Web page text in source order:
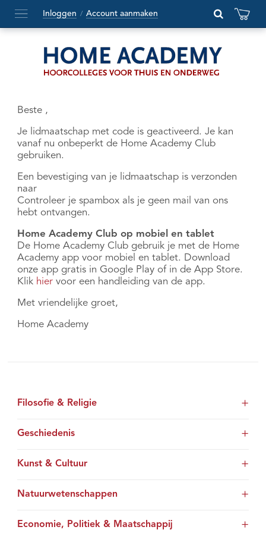
Hoofdmenu
openen
Inloggen / Account aanmaken
Beste ,
Je lidmaatschap met code is geactiveerd. Je kan
vanaf nu onbeperkt de Home Academy Club
gebruiken.
Een bevestiging van je lidmaatschap is verzonden
naar
Controleer je spambox als je geen mail van ons
hebt ontvangen.
Home Academy Club op mobiel en tablet
De Home Academy Club gebruik je met de Home
Academy app voor mobiel en tablet. Download
onze app gratis in Google Play of in de App Store.
Klik hier voor een handleiding van de app.
Met vriendelijke groet,
Home Academy
Filosofie & Religie
Geschiedenis
Kunst & Cultuur
Natuurwetenschappen
Economie, Politiek & Maatschappij